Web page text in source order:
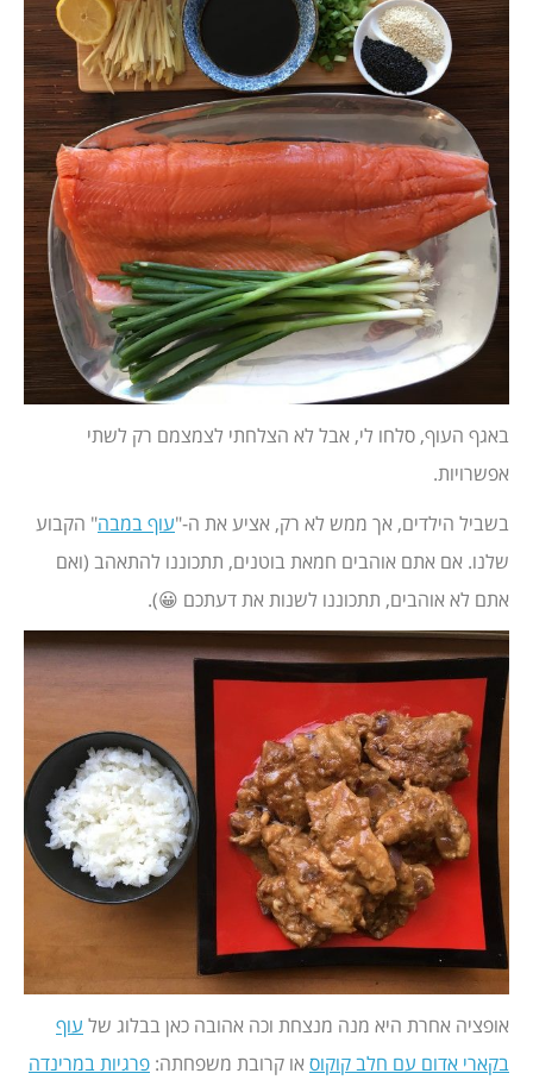
באגף העוף, סלחו לי, אבל לא הצלחתי לצמצמם רק לשתי
אפשרויות.
בשביל הילדים, אך ממש לא רק, אציע את ה-"עוף במבה" הקבוע
שלנו. אם אתם אוהבים חמאת בוטנים, תתכוננו להתאהב (ואם
אתם לא אוהבים, תתכוננו לשנות את דעתכם 😀).
אופציה אחרת היא מנה מנצחת וכה אהובה כאן בבלוג של עוף
בקארי אדום עם חלב קוקוס או קרובת משפחתה: פרגיות במרינדה